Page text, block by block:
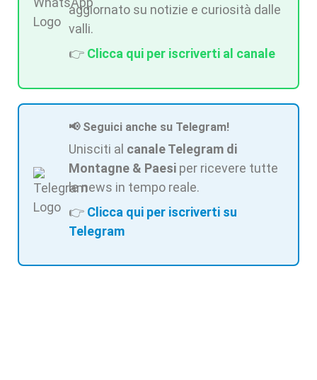
aggiornato su notizie e curiosità dalle
valli.
👉 Clicca qui per iscriverti al canale
📢 Seguici anche su Telegram!
Unisciti al canale Telegram di
Montagne & Paesi per ricevere tutte
le news in tempo reale.
👉 Clicca qui per iscriverti su
Telegram